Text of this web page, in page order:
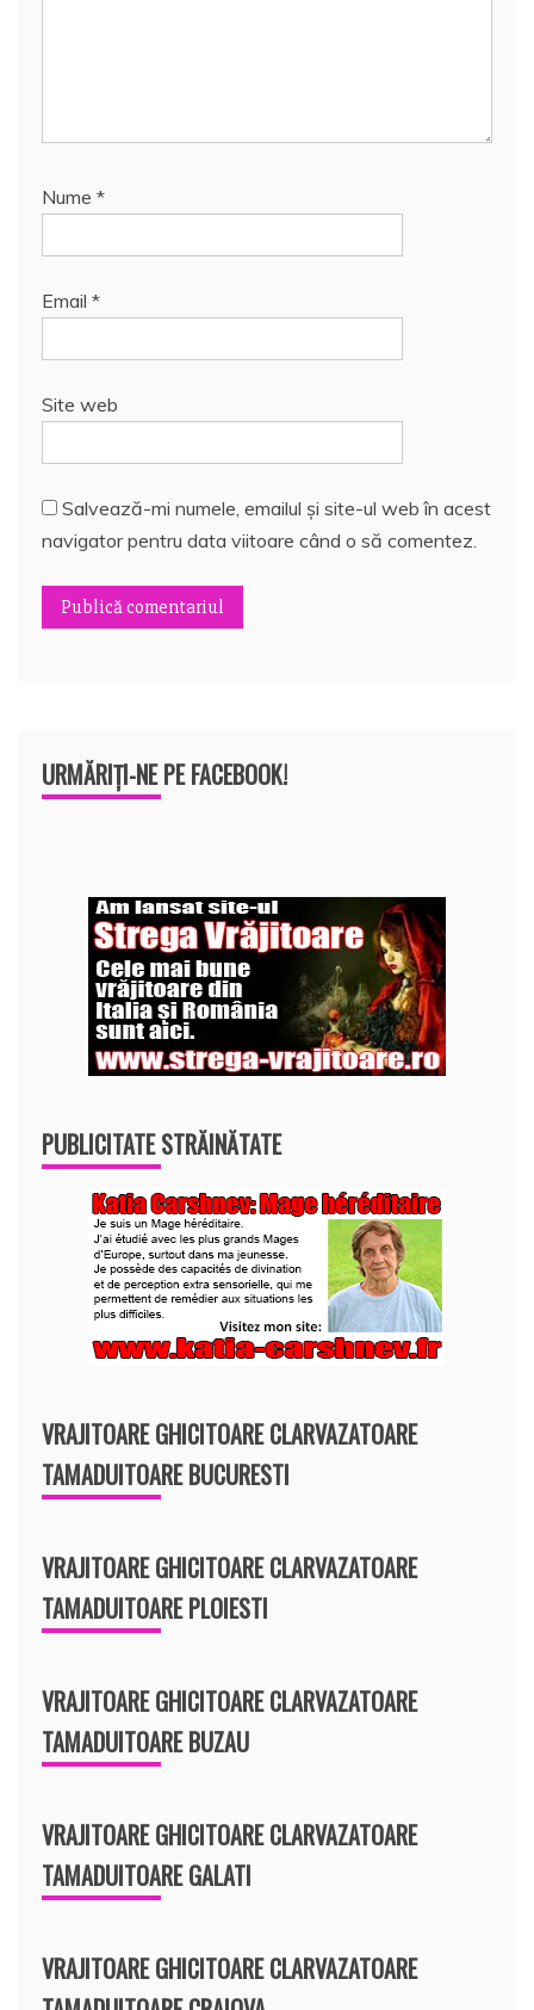
Nume *
Email *
Site web
Salvează-mi numele, emailul și site-ul web în acest
navigator pentru data viitoare când o să comentez.
URMĂRIȚI-NE PE FACEBOOK!
PUBLICITATE STRĂINĂTATE
VRAJITOARE GHICITOARE CLARVAZATOARE
TAMADUITOARE BUCURESTI
VRAJITOARE GHICITOARE CLARVAZATOARE
TAMADUITOARE PLOIESTI
VRAJITOARE GHICITOARE CLARVAZATOARE
TAMADUITOARE BUZAU
VRAJITOARE GHICITOARE CLARVAZATOARE
TAMADUITOARE GALATI
VRAJITOARE GHICITOARE CLARVAZATOARE